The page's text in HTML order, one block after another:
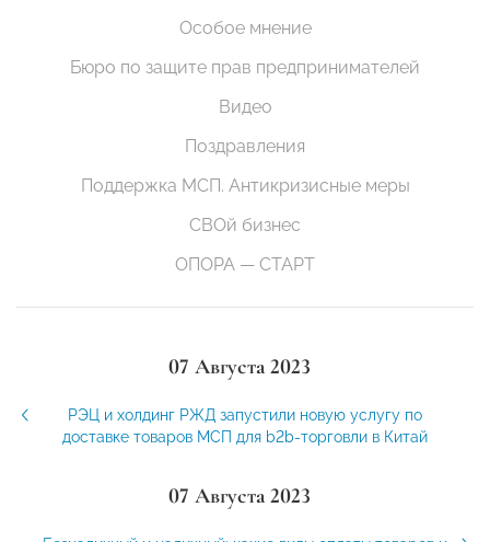
Особое мнение
Бюро по защите прав предпринимателей
Видео
Поздравления
Поддержка МСП. Антикризисные меры
СВОй бизнес
ОПОРА — СТАРТ
07 Августа 2023
РЭЦ и холдинг РЖД запустили новую услугу по
доставке товаров МСП для b2b-торговли в Китай
07 Августа 2023